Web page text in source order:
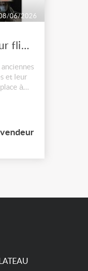
06/2026
3 Découpes et leur flight
et leur
à